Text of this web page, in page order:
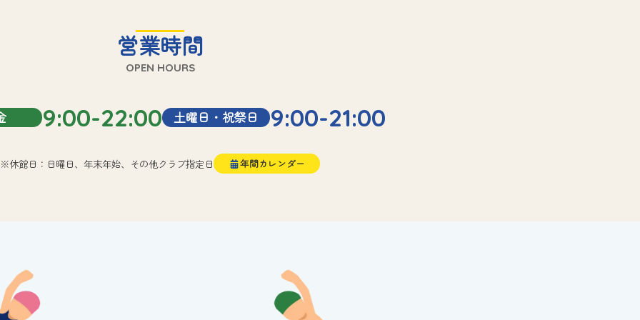
営業時間
OPEN HOURS
9:00-22:00 土曜日・祝祭日 9:00-21:00
※休館日：日曜日、年末年始、その他クラブ指定日 年間カレンダー